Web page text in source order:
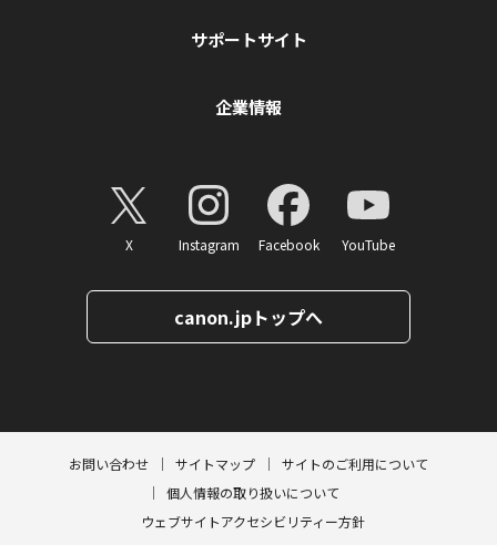
サポートサイト
企業情報
X Instagram Facebook YouTube
canon.jpトップへ
お問い合わせ サイトマップ
サイトのご利用について
個人情報の取り扱いについて
ウェブサイトアクセシビリティー方針